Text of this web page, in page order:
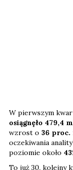
W pierwszym
osiągnęło 479,4
wzrost o 36 proc.
oczekiwania
poziomie około
To już 30. kolejny